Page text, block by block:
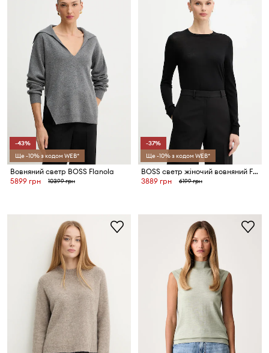
-43%
Ще -10% з кодом WEB*
Вовняний светр BOSS Flanola
5899 грн
10399 грн
-37%
Ще -10% з кодом WEB*
BOSS светр жіночий вовняний Ferpina
3889 грн
6199 грн